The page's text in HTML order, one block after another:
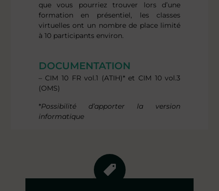
que vous pourriez trouver lors d’une
formation en présentiel, les classes
virtuelles ont un nombre de place limité
à 10 participants environ.
DOCUMENTATION
– CIM 10 FR vol.1 (ATIH)* et CIM 10 vol.3
(OMS)
*Possibilité d’apporter la version
informatique